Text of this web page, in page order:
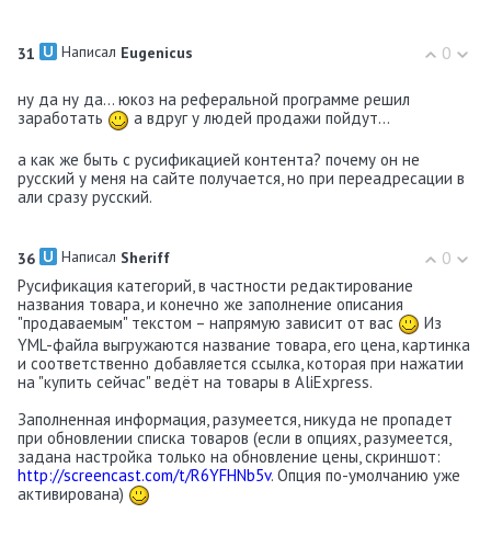
0
31 Написал Eugenicus
ну да ну да... юкоз на реферальной программе решил
заработать
а вдруг у людей продажи пойдут...
а как же быть с русификацией контента? почему он не
русский у меня на сайте получается, но при переадресации в
али сразу русский.
0
36 Написал Shеriff
Русификация категорий, в частности редактирование
названия товара, и конечно же заполнение описания
"продаваемым" текстом – напрямую зависит от вас
Из
YML-файла выгружаются название товара, его цена, картинка
и соответственно добавляется ссылка, которая при нажатии
на "купить сейчас" ведёт на товары в AliExpress.
Заполненная информация, разумеется, никуда не пропадет
при обновлении списка товаров (если в опциях, разумеется,
задана настройка только на обновление цены, скриншот:
http://screencast.com/t/R6YFHNb5v. Опция по-умолчанию уже
активирована)